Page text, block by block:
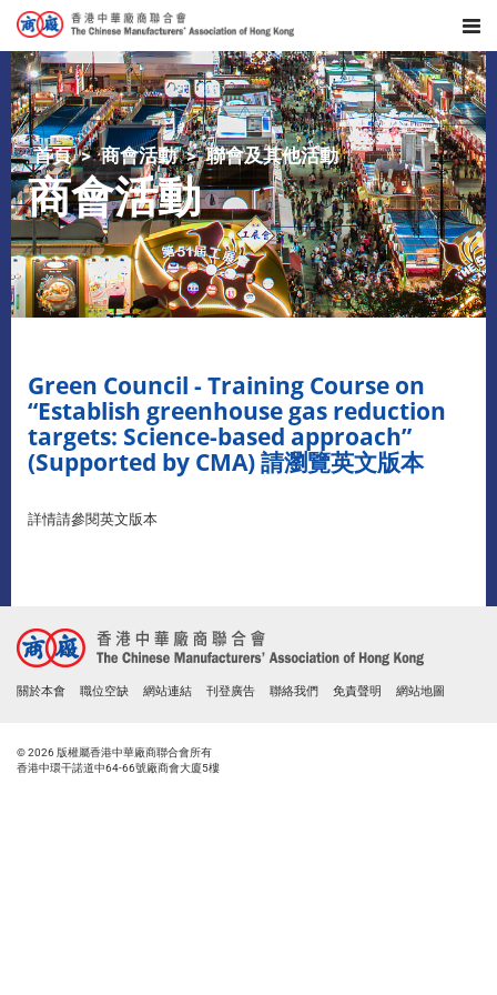
首頁 商會活動 聯會及其他活動
商會活動
Green Council - Training Course on
“Establish greenhouse gas reduction
targets: Science-based approach”
(Supported by CMA) 請瀏覽英文版本
詳情請參閱英文版本
關於本會 職位空缺 網站連結 刊登廣告 聯絡我們 免責聲明 網站地圖
© 2026 版權屬香港中華廠商聯合會所有
香港中環干諾道中64-66號廠商會大廈5樓